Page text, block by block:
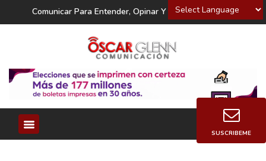
Powered by
Comunicar Para Entender, Opinar Y Decidir
SUSCRIBEME